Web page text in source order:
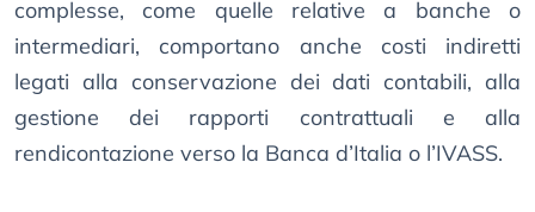
complesse, come quelle relative a banche o
intermediari, comportano anche costi indiretti
legati alla conservazione dei dati contabili, alla
gestione dei rapporti contrattuali e alla
rendicontazione verso la Banca d’Italia o l’IVASS.